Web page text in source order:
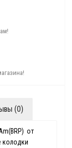
(0)
от
колодки